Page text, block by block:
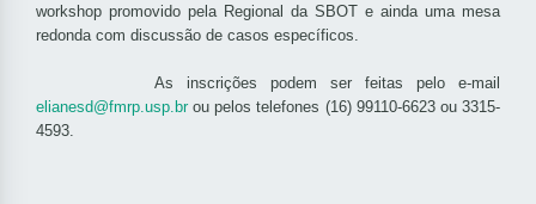
workshop promovido pela Regional da SBOT e ainda uma mesa
redonda com discussão de casos específicos.
As inscrições podem ser feitas pelo e-mail
elianesd@fmrp.usp.brou pelos telefones (16) 99110-6623 ou 3315-
4593.